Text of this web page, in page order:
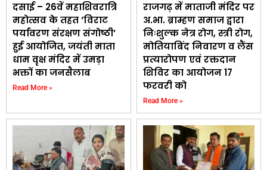
दसाई – 26वें महाशिवरात्रि
महोत्सव के तहत ‘विराट
पर्यावरण संरक्षण संगोष्ठी’
हुई आयोजित, जयंती माता
धाम वृक्ष मंदिर में उमड़ा
भक्तों का जनसैलाब
Read More »
राजगढ़ में माताजी मंदिर पर
अ.भा. ब्राम्हण समाज द्वारा
निःशुल्क नेत्र रोग, स्त्री रोग,
मोतियाबिंद निवारण व लैंस
प्रत्यारोपण एवं रक्तदान
शिविर का आयोजन 17
फरवरी को
Read More »